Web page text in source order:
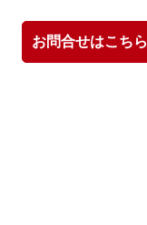
お問合せはこちら